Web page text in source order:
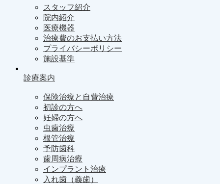
スタッフ紹介
院内紹介
医療機器
治療費のお支払い方法
プライバシーポリシー
施設基準
診療案内
保険治療と自費治療
初診の方へ
妊婦の方へ
虫歯治療
根管治療
予防歯科
歯周病治療
インプラント治療
入れ歯（義歯）